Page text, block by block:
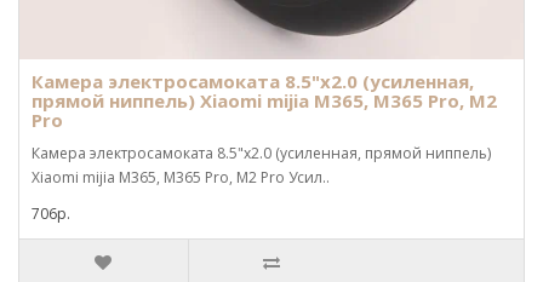
Камера электросамоката 8.5"x2.0 (усиленная,
прямой ниппель) Xiaomi mijia M365, M365 Pro, M2
Pro
Камера электросамоката 8.5"x2.0 (усиленная, прямой ниппель)
Xiaomi mijia M365, M365 Pro, M2 Pro Усил..
706р.